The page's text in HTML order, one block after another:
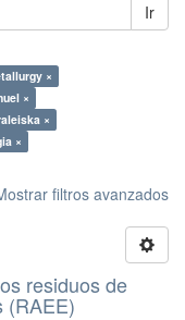
Ir
×
×
×
×
filtros avanzados
residuos de
(RAEE)